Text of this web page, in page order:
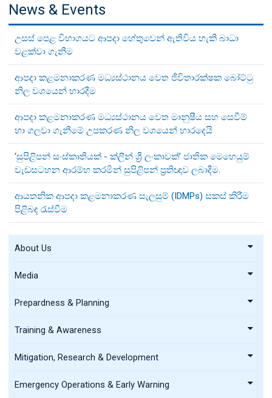
News & Events
උසස් පෙළ විභාගයට ආපදා හේතුවෙන් ඇතිවිය හැකි බාධා
වළක්වා ගැනීම
ආපදා කළමනාකරණ මධ්‍යස්ථානය වෙත ජීවිතාරක්ෂක බෝට්ටු
නිල වශයෙන් භාරදීම
ආපදා කළමනාකරණ මධ්‍යස්ථානය වෙත මානුෂීය සහ සෙවීම්
හා ගලවා ගැනීමේ උපකරණ නිල වශයෙන් භාරදෙයි
‘සුපිළිපන් සංස්කෘතියක් - ක්ලීන් ශ්‍රී ලංකාවක්’ ජාතික මෙහෙයුම්
වැඩසටහන ආරම්භ කරමින් සුපිළිපන් ප්‍රතිඥාව ලබාදීම.
ආයතනික ආපදා කළමනාකරණ සැලසුම් (IDMPs) සකස් කිරීම
පිළිබඳ රැස්වීම
About Us
Media
Prepardness & Planning
Training & Awareness
Mitigation, Research & Development
Emergency Operations & Early Warning